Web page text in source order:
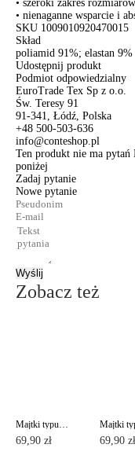
• szeroki zakres
• nienaganne wsparcie i
SKU 1009010920470015
Skład
poliamid 91%; elastan 9%
Udostępnij produkt
Podmiot odpowiedzialny
EuroTrade Tex Sp z o.o.
Św. Teresy 91
91-341, Łódź, Polska
+48 500-503-636
info@conteshop.pl
Ten produkt nie ma pytań
poniżej
Zadaj pytanie
Nowe pytanie
Wyślij
Zobacz też
Majtki typu "figi" ze średnim stanem AURA RP3080
69,90 zł 69,90 zł